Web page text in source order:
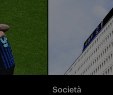
Società